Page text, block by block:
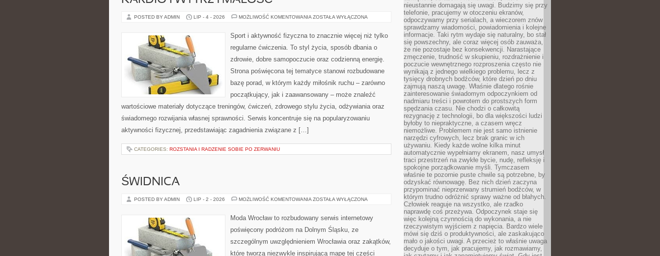
POSTED BY ADMIN LIP - 4 - 2026 MOŻLIWOŚĆ KOMENTOWANIA KARDIO
ZOSTAŁA WYŁĄCZONA
Sport i aktywność fizyczna to znacznie więcej niż tylko
regularne ćwiczenia. To styl życia, sposób dbania o
zdrowie, dobre samopoczucie oraz codzienną energię.
Strona poświęcona tej tematyce stanowi rozbudowane
bazę porad, w którym każdy miłośnik ruchu – zarówno
początkujący, jak i zaawansowany – może znaleźć
wartościowe materiały dotyczące treningów, ćwiczeń, zdrowego stylu życia, odżywiania oraz
świadomego rozwijania własnej sprawności. Serwis koncentruje się na popularyzowaniu
aktywności fizycznej, przedstawiając zagadnienia związane z […]
CATEGORIES: ROZSTANIA I RADZENIE SOBIE PO ZERWANIU
ŚWIDNICA
POSTED BY ADMIN LIP - 2 - 2026 MOŻLIWOŚĆ KOMENTOWANIA ŚWIDNICA
ZOSTAŁA WYŁĄCZONA
Moda Wrocław to rozbudowany serwis internetowy
poświęcony podróżom na Dolnym Śląsku, ze
szczególnym uwzględnieniem Wrocławia oraz zakątków,
które tworzą niezwykle inspirującą mapę tej części
nieustannie domagają się uwagi. Budzimy się przy
telefonie, pracujemy w otoczeniu ekranów,
odpoczywamy przy serialach, a wieczorem znów
sprawdzamy wiadomości, powiadomienia i kolejne
informacje. Taki rytm wydaje się naturalny, bo stał
się powszechny, ale coraz więcej osób zauważa,
że nie pozostaje bez konsekwencji. Narastające
zmęczenie, trudność w skupieniu, rozdrażnienie i
poczucie wewnętrznego rozproszenia często nie
wynikają z jednego wielkiego problemu, lecz z
tysięcy drobnych bodźców, które dzień po dniu
zajmują naszą uwagę. Właśnie dlatego rośnie
zainteresowanie świadomym odpoczynkiem od
nadmiaru treści i powrotem do prostszych form
spędzania czasu. Nie chodzi o całkowitą
rezygnację z technologii, bo dla większości ludzi
byłoby to niepraktyczne, a czasem wręcz
niemożliwe. Problemem nie jest samo istnienie
narzędzi cyfrowych, lecz brak granic w ich
używaniu. Kiedy każde wolne kilka minut
automatycznie wypełniamy ekranem, nasz umysł
traci przestrzeń na zwykłe bycie, nudę, refleksję i
spokojne porządkowanie myśli. Tymczasem
właśnie te pozornie puste chwile są potrzebne, by
odzyskać równowagę. Bez nich dzień zaczyna
przypominać nieprzerwany strumień bodźców, w
którym trudno odróżnić sprawy ważne od błahych.
Człowiek reaguje na wszystko, ale rzadko
naprawdę coś przeżywa. Odpoczynek staje się
więc kolejną czynnością do wykonania, a nie
rzeczywistym wyjściem z napięcia. Bardzo wiele
mówi się dziś o produktywności, ale zaskakująco
mało o jakości uwagi. A przecież to właśnie uwaga
decyduje o tym, jak pracujemy, jak rozmawiamy,